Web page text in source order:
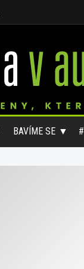
BAVÍME SE